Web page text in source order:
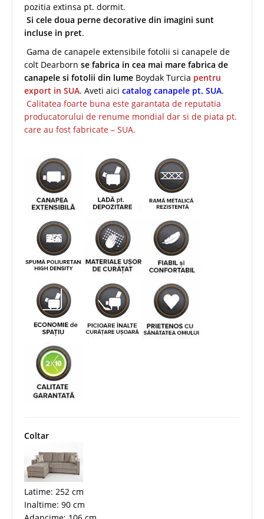
pozitia extinsa pt. dormit.
Si cele doua perne decorative din imagini sunt
incluse in pret.
Gama de canapele extensibile fotolii si canapele de
colt Dearborn se fabrica in cea mai mare fabrica de
canapele si fotolii din lume Boydak Turcia pentru
export in SUA. Aveti aici catalog canapele pt. SUA.
Calitatea foarte buna este garantata de reputatia
producatorului de renume mondial dar si de piata pt.
care au fost fabricate – SUA.
Coltar
Latime: 252 cm
Inaltime: 90 cm